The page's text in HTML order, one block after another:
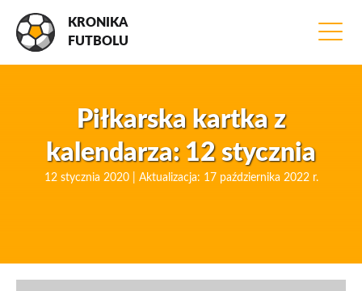
KRONIKA
FUTBOLU
Piłkarska kartka z
kalendarza: 12 stycznia
12 stycznia 2020 | Aktualizacja: 17 października 2022 r.